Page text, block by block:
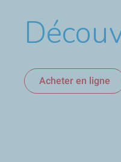
Acheter en ligne